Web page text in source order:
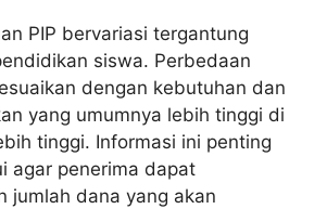
PIP bervariasi tergantung
siswa. Perbedaan
dengan kebutuhan dan
yang umumnya lebih tinggi di
tinggi. Informasi ini penting
agar penerima dapat
jumlah dana yang akan